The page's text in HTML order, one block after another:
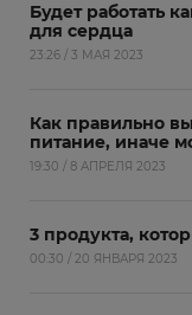
Будет работать
для сердца
23:26 / 3 МАЯ 2023
Как правильно
питание, иначе
19:30 / 8 АПРЕЛЯ 2023
3 продукта,
00:30 / 20 ЯНВАРЯ 2023